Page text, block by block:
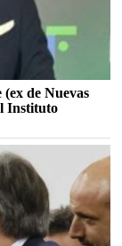
de Nuevas
Instituto